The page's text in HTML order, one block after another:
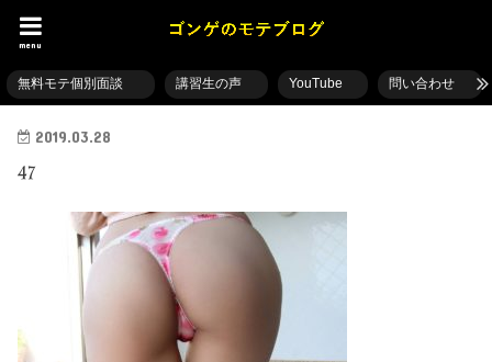
menu
無料モテ個別面談 講習生の声 YouTube 問い合わせ
2019.03.28
47